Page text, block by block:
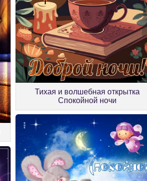
Тихая и волшебная открытка
Спокойной ночи